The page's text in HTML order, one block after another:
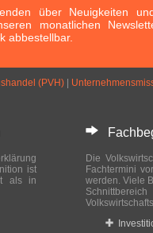
über Neuigkeiten
monatlichen
abbestellbar.
(PVH)
ist
als in
Die
Fachtermini
werden. Viele